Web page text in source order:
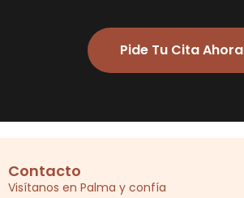
Pide Tu Cita Ahora
Contacto
Visítanos en Palma y confía